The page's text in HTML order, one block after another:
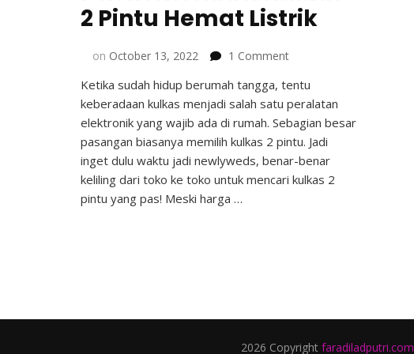
2 Pintu Hemat Listrik
on October 13, 2022 1 Commenton
Rekomendasi
Kulkas
2
Pintu
Hemat
Ketika sudah hidup berumah tangga, tentu
keberadaan kulkas menjadi salah satu peralatan
elektronik yang wajib ada di rumah. Sebagian besar
pasangan biasanya memilih kulkas 2 pintu. Jadi
inget dulu waktu jadi newlyweds, benar-benar
keliling dari toko ke toko untuk mencari kulkas 2
pintu yang pas! Meski harga …
2026 Copyright faradiladputri.com